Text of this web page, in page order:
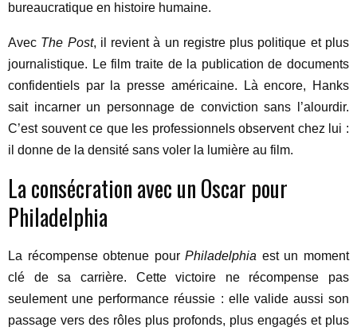
bureaucratique en histoire humaine.
Avec The Post, il revient à un registre plus politique et plus
journalistique. Le film traite de la publication de documents
confidentiels par la presse américaine. Là encore, Hanks
sait incarner un personnage de conviction sans l’alourdir.
C’est souvent ce que les professionnels observent chez lui :
il donne de la densité sans voler la lumière au film.
La consécration avec un Oscar pour
Philadelphia
La récompense obtenue pourPhiladelphia est un moment
clé de sa carrière. Cette victoire ne récompense pas
seulement une performance réussie : elle valide aussi son
passage vers des rôles plus profonds, plus engagés et plus